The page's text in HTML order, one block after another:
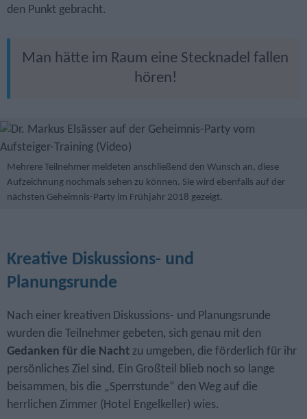
den Punkt gebracht.
Man hätte im Raum eine Stecknadel fallen
hören!
Mehrere Teilnehmer meldeten anschließend den Wunsch an, diese
Aufzeichnung nochmals sehen zu können. Sie wird ebenfalls auf der
nächsten Geheimnis-Party im Frühjahr 2018 gezeigt.
Kreative Diskussions- und
Planungsrunde
Nach einer kreativen Diskussions- und Planungsrunde
wurden die Teilnehmer gebeten, sich genau mit den
Gedanken für die Nacht zu umgeben, die förderlich für ihr
persönliches Ziel sind. Ein Großteil blieb noch so lange
beisammen, bis die „Sperrstunde“ den Weg auf die
herrlichen Zimmer (Hotel Engelkeller) wies.